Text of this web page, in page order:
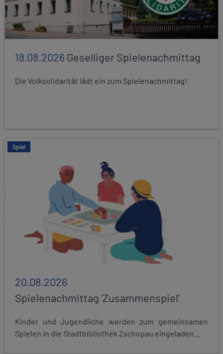
18.08.2026Geselliger Spielenachmittag
Die Volksolidarität lädt ein zum Spielenachmittag!
Spiel
20.08.2026
Spielenachmittag 'Zusammenspiel'
Kinder und Jugendliche werden zum gemeinsamen
Spielen in die Stadtbibliothek Zschopau eingeladen...